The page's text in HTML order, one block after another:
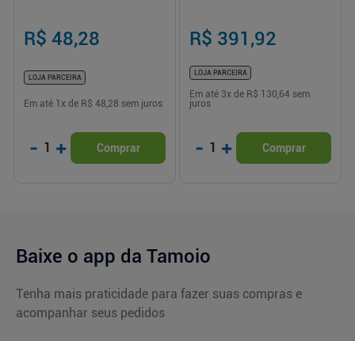
R$ 48,28
LOJA PARCEIRA
Em até 1 x de R$ 48,28 sem juros
- 1 + Comprar
R$ 391,92
LOJA PARCEIRA
Em até 3x de R$ 130,64 sem
juros
- 1 + Comprar
Baixe o app da Tamoio
Tenha mais praticidade para fazer suas compras e
acompanhar seus pedidos